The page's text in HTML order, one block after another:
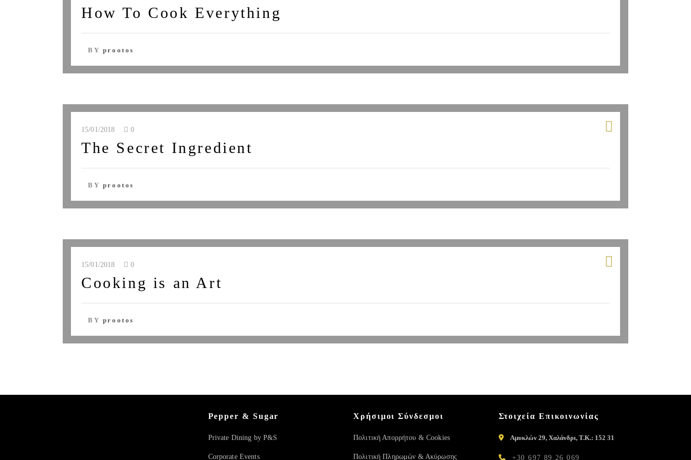
How To Cook Everything
BY prootos
15/01/2018 0
The Secret Ingredient
BY prootos
15/01/2018 0
Cooking is an Art
BY prootos
Pepper & Sugar
Private Dining by P&S
Corporate Events
Χρήσιμοι Σύνδεσμοι
Πολιτική Απορρήτου & Cookies
Πολιτική Πληρωμών & Ακύρωσης
Στοιχεία Επικοινωνίας
Αμυκλών 29, Χαλάνδρι, Τ.Κ.: 152 31
+30 697 89 26 069